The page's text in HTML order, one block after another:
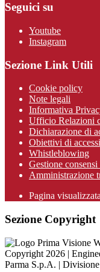
Seguici su
Youtube
Instagram
Sezione Link Utili
Cookie policy
Note legali
Informativa
Ufficio Relazioni
Dichiarazione di
Obiettivi di
Whistleblowing
Gestione
Amministrazione
Pagina visualizzata
Sezione Copyright
Copyright 2026 |
Parma S.p.A. |